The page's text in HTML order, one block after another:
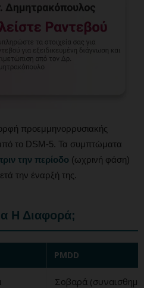
προεμμηνορρυσιακής
το DSM-5. Τα συμπτώματα
την περίοδο (ωχρινή φάση)
την έναρξή της.
Η Διαφορά;
PMDD
Σοβαρά